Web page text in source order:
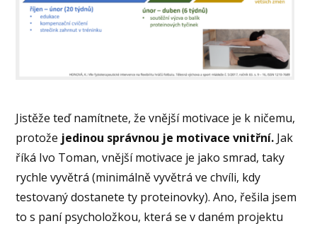
Jistěže teď namítnete, že vnější motivace je k ničemu,
protože jedinou správnou je motivace vnitřní. Jak
říká Ivo Toman, vnější motivace je jako smrad, taky
rychle vyvětrá (minimálně vyvětrá ve chvíli, kdy
testovaný dostanete ty proteinovky). Ano, řešila jsem
to s paní psycholožkou, která se v daném projektu